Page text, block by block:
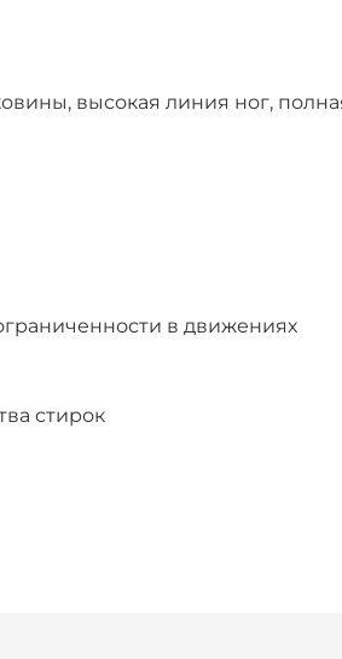
высокая линия ног,
в движениях
стирок